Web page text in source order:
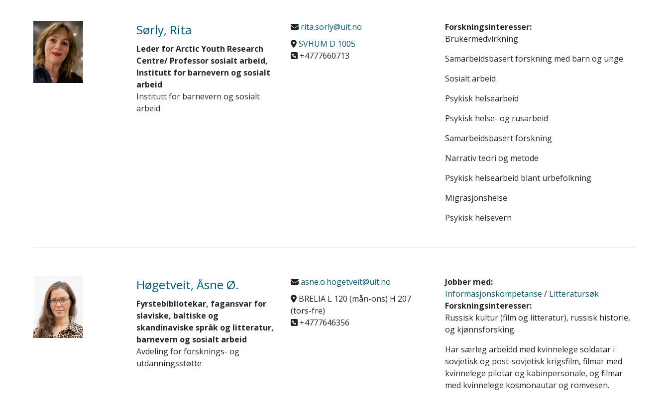
Sørly, Rita
Leder for Arctic Youth Research
Centre/ Professor sosialt arbeid,
Institutt for barnevern og sosialt
arbeid
Institutt for barnevern og sosialt
arbeid
rita.sorly@uit.no
SVHUM D 1005
+4777660713
Forskningsinteresser:
Brukermedvirkning
Samarbeidsbasert forskning med barn og unge
Sosialt arbeid
Psykisk helsearbeid
Psykisk helse- og rusarbeid
Samarbeidsbasert forskning
Narrativ teori og metode
Psykisk helsearbeid blant urbefolkning
Migrasjonshelse
Psykisk helsevern
Høgetveit, Åsne Ø.
Fyrstebibliotekar, fagansvar for
slaviske, baltiske og
skandinaviske språk og litteratur,
barnevern og sosialt arbeid
Avdeling for forsknings- og
utdanningsstøtte
asne.o.hogetveit@uit.no
BRELIA L 120 (mån-ons) H 207
(tors-fre)
+4777646356
Jobber med:
Informasjonskompetanse / Litteratursøk
Forskningsinteresser:
Russisk kultur (film og litteratur), russisk historie,
og kjønnsforsking.
Har særleg arbeidd med kvinnelege soldatar i
sovjetisk og post-sovjetisk krigsfilm, filmar med
kvinnelege pilotar og kabinpersonale, og filmar
med kvinnelege kosmonautar og romvesen.